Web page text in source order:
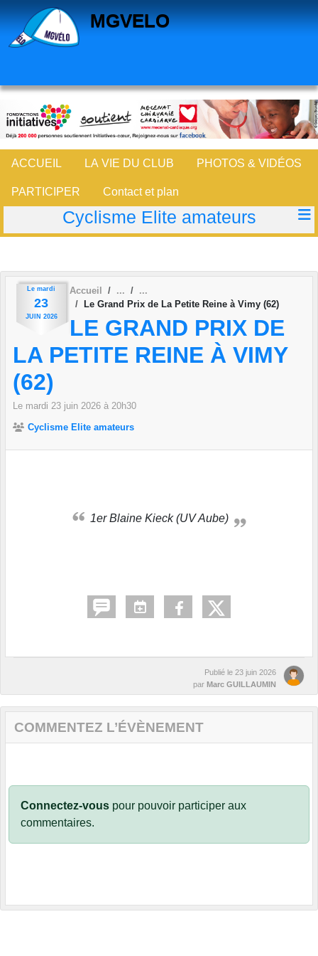
MGVELO
ACCUEIL LA VIE DU CLUB PHOTOS & VIDÉOS
PARTICIPER Contact et plan
Cyclisme Elite amateurs
Le mardi
23
JUIN 2026
Accueil
Le Grand Prix de La Petite Reine à Vimy (62)
LE GRAND PRIX DE
LA PETITE REINE À VIMY
(62)
Le mardi 23 juin 2026 à 20h30
Cyclisme Elite amateurs
1er Blaine Kieck (UV Aube)
Publié le 23 juin 2026
par Marc GUILLAUMIN
COMMENTEZ L’ÉVÈNEMENT
Connectez-vous pour pouvoir participer aux
commentaires.
Panneau de gestion des cookies